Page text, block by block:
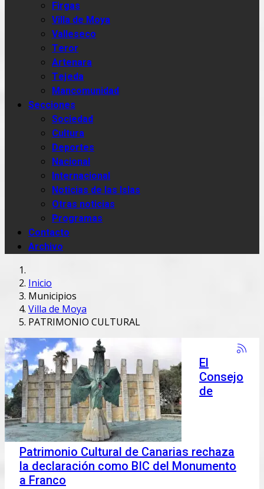
Firgas
Villa de Moya
Valleseco
Teror
Artenara
Tejeda
Mancomunidad
Secciones
Sociedad
Cultura
Deportes
Nacional
Internacional
Noticias de las Islas
Otras noticias
Programas
Contacto
Archivo
Inicio
Municipios
Villa de Moya
PATRIMONIO CULTURAL
El
Consejo
de
Patrimonio Cultural de Canarias rechaza
la declaración como BIC del Monumento
a Franco